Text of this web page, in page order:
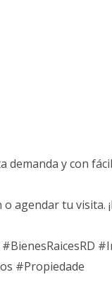
y con
agendar tu visita.
#Propiedade